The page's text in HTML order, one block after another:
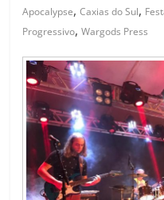
Apocalypse,Caxias do Sul,
Progressivo,Wargods Press